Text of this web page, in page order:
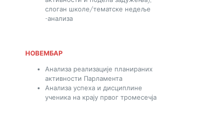
слоган школе/тематске недеље
-анализа
НОВЕМБАР
Анализа реализације планираних
активности Парламента
Анализа успеха и дисциплине
ученика на крају првог тромесечја